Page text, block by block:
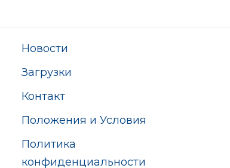
Новости
Загрузки
Контакт
Положения и Условия
Политика
конфиденциальности